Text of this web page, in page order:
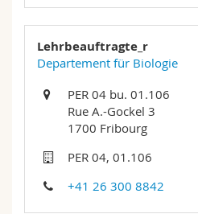
Lehrbeauftragte_r
Departement für Biologie
PER 04 bu. 01.106
Rue A.-Gockel 3
1700 Fribourg
PER 04, 01.106
+41 26 300 8842